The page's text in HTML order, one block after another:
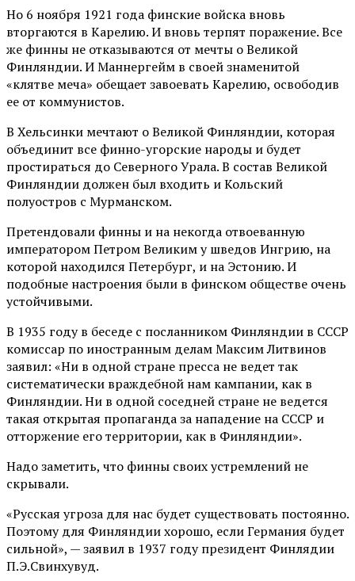
Но 6 ноября 1921 года финские войска вновь
вторгаются в Карелию. И вновь терпят поражение. Все
же финны не отказываются от мечты о Великой
Финляндии. И Маннергейм в своей знаменитой
«клятве меча» обещает завоевать Карелию, освободив
ее от коммунистов.
В Хельсинки мечтают о Великой Финляндии, которая
объединит все финно-угорские народы и будет
простираться до Северного Урала. В состав Великой
Финляндии должен был входить и Кольский
полуостров с Мурманском.
Претендовали финны и на некогда отвоеванную
императором Петром Великим у шведов Ингрию, на
которой находился Петербург, и на Эстонию. И
подобные настроения были в финском обществе очень
устойчивыми.
В 1935 году в беседе с посланником Финляндии в СССР
комиссар по иностранным делам Максим Литвинов
заявил: «Ни в одной стране пресса не ведет так
систематически враждебной нам кампании, как в
Финляндии. Ни в одной соседней стране не ведется
такая открытая пропаганда за нападение на СССР и
отторжение его территории, как в Финляндии».
Надо заметить, что финны своих устремлений не
скрывали.
«Русская угроза для нас будет существовать постоянно.
Поэтому для Финляндии хорошо, если Германия будет
сильной», — заявил в 1937 году президент Финлядии
П.Э.Свинхувуд.